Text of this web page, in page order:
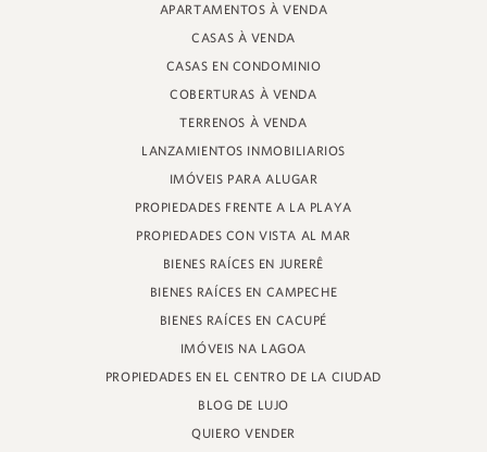
PROFESOR HEINZ BRAUNSPERGER STREET, 88 - TIENDA 3
JURERÊ INTERNACIONAL, FLORIANÓPOLIS
SANTA CATARINA - 88053-680
CRECI 11161
APARTAMENTOS À VENDA
CASAS À VENDA
CASAS EN CONDOMINIO
COBERTURAS À VENDA
TERRENOS À VENDA
LANZAMIENTOS INMOBILIARIOS
IMÓVEIS PARA ALUGAR
PROPIEDADES FRENTE A LA PLAYA
PROPIEDADES CON VISTA AL MAR
BIENES RAÍCES EN JURERÊ
BIENES RAÍCES EN CAMPECHE
BIENES RAÍCES EN CACUPÉ
IMÓVEIS NA LAGOA
PROPIEDADES EN EL CENTRO DE LA CIUDAD
BLOG DE LUJO
QUIERO VENDER